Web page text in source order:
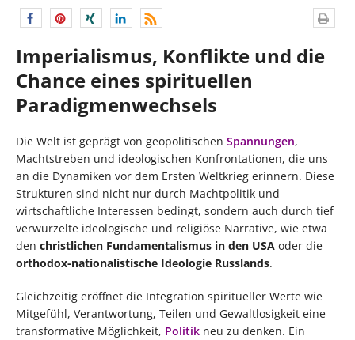
Imperialismus, Konflikte und die
Chance eines spirituellen
Paradigmenwechsels
Die Welt ist geprägt von geopolitischen Spannungen,
Machtstreben und ideologischen Konfrontationen, die uns
an die Dynamiken vor dem Ersten Weltkrieg erinnern. Diese
Strukturen sind nicht nur durch Machtpolitik und
wirtschaftliche Interessen bedingt, sondern auch durch tief
verwurzelte ideologische und religiöse Narrative, wie etwa
den christlichen Fundamentalismus in den USA oder die
orthodox-nationalistische Ideologie Russlands.
Gleichzeitig eröffnet die Integration spiritueller Werte wie
Mitgefühl, Verantwortung, Teilen und Gewaltlosigkeit eine
transformative Möglichkeit, Politik neu zu denken. Ein